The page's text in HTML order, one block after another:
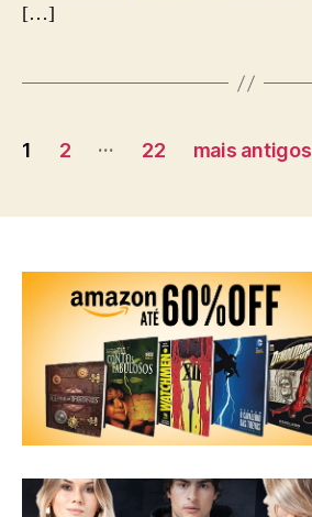
[…]
Paginação
posts
1 2 … 22 mais antigos